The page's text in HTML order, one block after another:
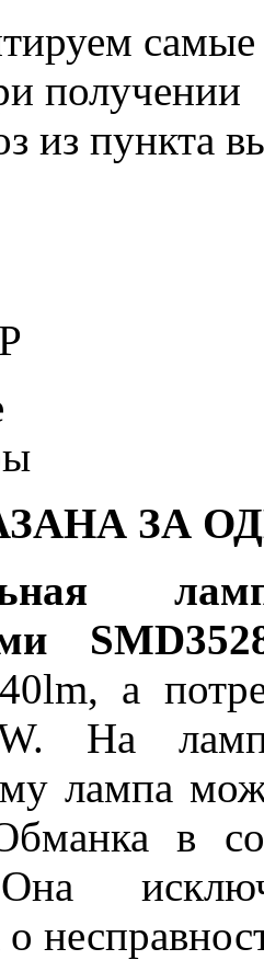
получении
из пункта
ЗА
40lm, а
На
лампа
в